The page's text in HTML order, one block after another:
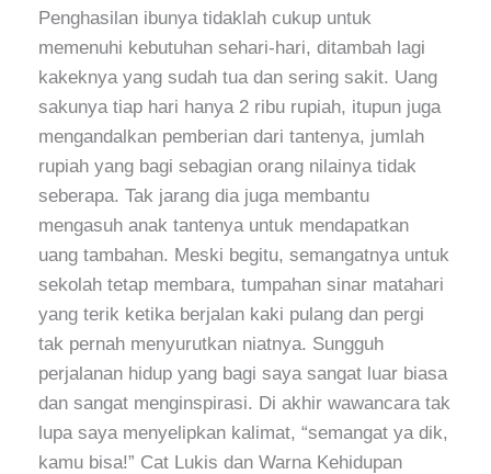
Penghasilan ibunya tidaklah cukup untuk
memenuhi kebutuhan sehari-hari, ditambah lagi
kakeknya yang sudah tua dan sering sakit. Uang
sakunya tiap hari hanya 2 ribu rupiah, itupun juga
mengandalkan pemberian dari tantenya, jumlah
rupiah yang bagi sebagian orang nilainya tidak
seberapa. Tak jarang dia juga membantu
mengasuh anak tantenya untuk mendapatkan
uang tambahan. Meski begitu, semangatnya untuk
sekolah tetap membara, tumpahan sinar matahari
yang terik ketika berjalan kaki pulang dan pergi
tak pernah menyurutkan niatnya. Sungguh
perjalanan hidup yang bagi saya sangat luar biasa
dan sangat menginspirasi. Di akhir wawancara tak
lupa saya menyelipkan kalimat, “semangat ya dik,
kamu bisa!” Cat Lukis dan Warna Kehidupan